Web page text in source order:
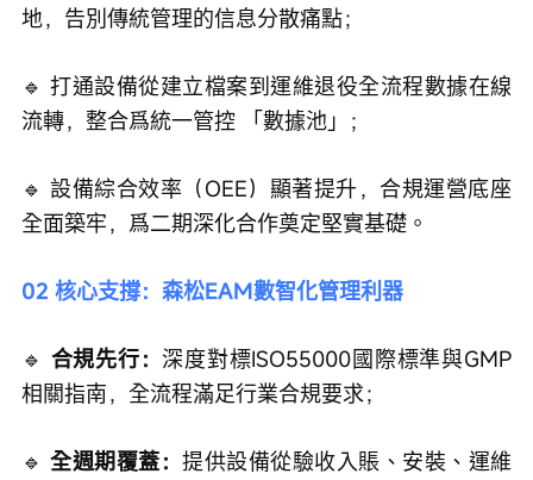
地，告別傳統管理的信息分散痛點；
🔹 打通設備從建立檔案到運維退役全流程數據在線
流轉，整合爲統一管控 「數據池」；
🔹 設備綜合效率（OEE）顯著提升，合規運營底座
全面築牢，爲二期深化合作奠定堅實基礎。
02 核心支撐：森松EAM數智化管理利器
🔹 合規先行：深度對標ISO55000國際標準與GMP
相關指南，全流程滿足行業合規要求；
🔹 全週期覆蓋： 提供設備從驗收入賬、安裝、運維